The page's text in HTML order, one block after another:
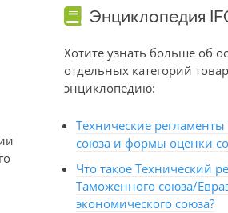
Энциклопедия
Хотите узнать больше об
отдельных категорий
энциклопедию:
Технические
союза и формы оценки
Что такое Технический
Таможенного союза/
экономического союза?